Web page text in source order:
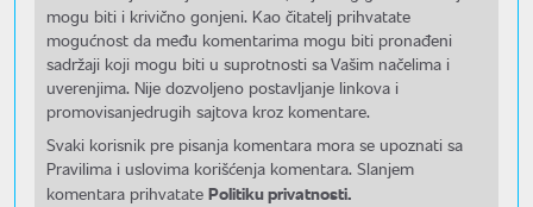
mogu biti i krivično gonjeni. Kao čitatelj prihvatate
mogućnost da među komentarima mogu biti pronađeni
sadržaji koji mogu biti u suprotnosti sa Vašim načelima i
uverenjima. Nije dozvoljeno postavljanje linkova i
promovisanjedrugih sajtova kroz komentare.
Svaki korisnik pre pisanja komentara mora se upoznati sa
Pravilima i uslovima korišćenja komentara. Slanjem
komentara prihvatate Politiku privatnosti.